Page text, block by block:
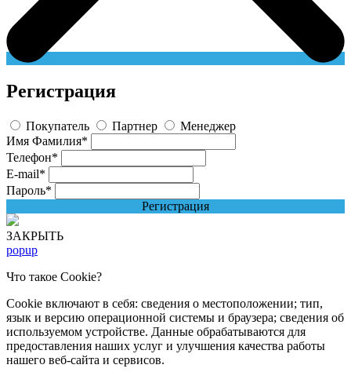
Регистрация
Покупатель Партнер
Менеджер
Имя Фамилия*
Телефон*
E-mail*
Пароль*
Регистрация
ЗАКРЫТЬ
popup
Что такое Cookie?
Cookie включают в себя: сведения о местоположении; тип,
язык и версию операционной системы и браузера; сведения об
используемом устройстве. Данные обрабатываются для
предоставления наших услуг и улучшения качества работы
нашего веб-сайта и сервисов.